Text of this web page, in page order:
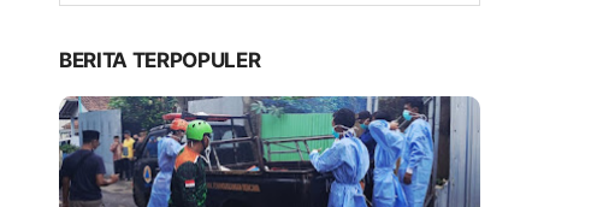
BERITA TERPOPULER